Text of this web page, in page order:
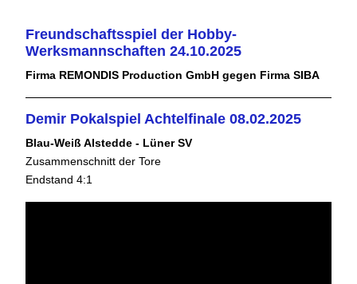
Freundschaftsspiel der Hobby-
Werksmannschaften 24.10.2025
Firma REMONDIS Production GmbH gegen Firma SIBA
Demir Pokalspiel Achtelfinale 08.02.2025
Blau-Weiß Alstedde - Lüner SV
Zusammenschnitt der Tore
Endstand 4:1